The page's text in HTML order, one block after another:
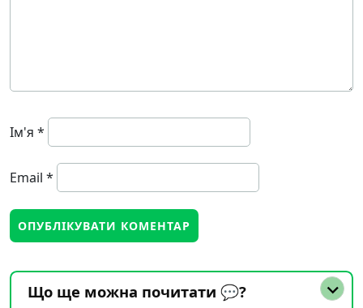
Ім'я *
Email *
Що ще можна почитати 💬?